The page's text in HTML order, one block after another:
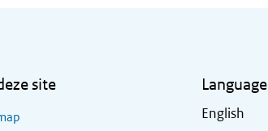
site Language
English